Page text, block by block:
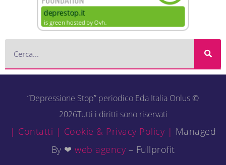
“Depressione Stop” periodico Eda Italia Onlus ©
2026Tutti i diritti sono riservati
| Contatti | Cookie & Privacy Policy | Managed
By ❤ web agency – Fullprofit